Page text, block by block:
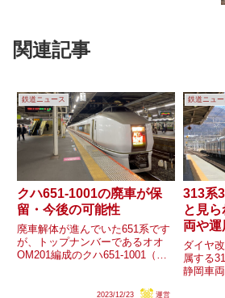
関連記事
鉄道ニュース
クハ651-1001の廃車が保
留・今後の可能性
廃車解体が進んでいた651系です
が、トップナンバーであるオオ
OM201編成のクハ651-1001（元
るようです。ただ解体を進める見
2023/12/23 運営
鉄道ニュー
313系
と見
両や運
ダイヤ
属する
静岡車